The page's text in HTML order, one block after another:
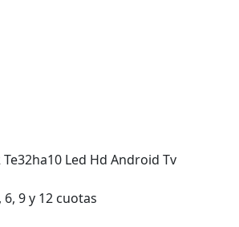
Led Hd Android Tv
9 y 12 cuotas